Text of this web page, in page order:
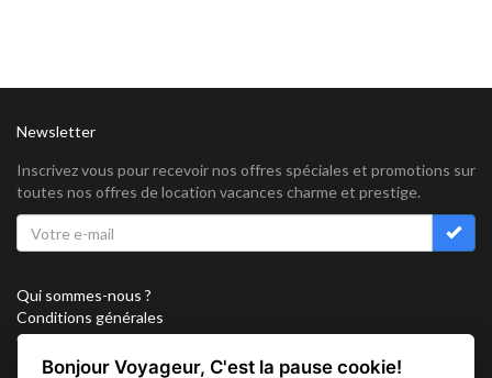
Newsletter
Inscrivez vous pour recevoir nos offres spéciales et promotions sur
toutes nos offres de location vacances charme et prestige.
Qui sommes-nous ?
Conditions générales
Confidentialité
Partenariat
Bonjour Voyageur, C'est la pause cookie!